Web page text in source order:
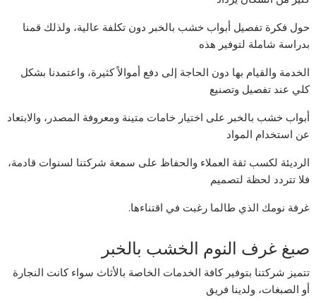
حول فكرة تفصيل أبواب خشب بالخبر دون تكلفة عالية، ولذلك قمنا
بدراسة شاملة لتوفير هذه
الخدمة والقيام بها دون الحاجة إلى دفع أموالاً كثيرة، واعتمدنا بشكل
كلي عند تفصيل وتصنيع
أبواب خشب بالخبر على اختيار خامات متينة ومعروفة المصدر، والابتعاد
عن استخدام المواد
الرديئة لكسب ثقة العملاء والحفاظ على سمعة شركتنا لسنوات قادمة،
فلا تتردد لحظة لتصميم
غرفة نومك الذي طالما رغبت في اقتناءها.
صبغ غرف النوم الخشب بالخبر
تتميز شركتنا بتوفير كافة الخدمات الخاصة بالأثاث سواء كانت النجارة
أو الصبغات، ولدينا فريق